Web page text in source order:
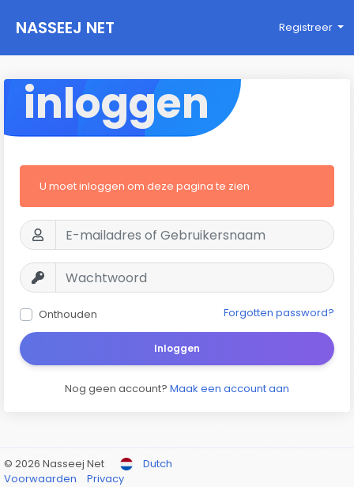
NASSEEJ NET Registreer
inloggen
U moet inloggen om deze pagina te zien
Onthouden Forgotten password?
Inloggen
Nog geen account? Maak een account aan
© 2026 Nasseej Net
Dutch
Voorwaarden
Privacy